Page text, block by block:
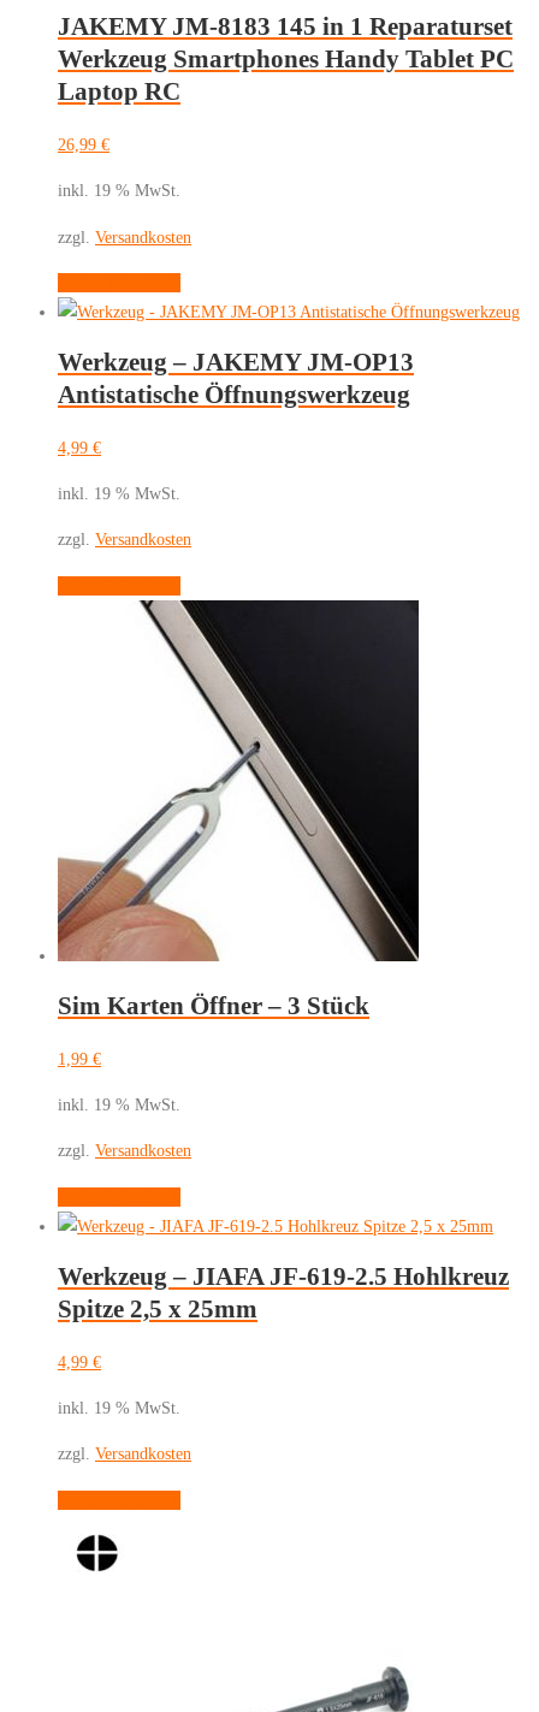
JAKEMY JM-8183 145 in 1 Reparaturset
Werkzeug Smartphones Handy Tablet PC
Laptop RC
26,99 €
inkl. 19 % MwSt.
zzgl. Versandkosten
Werkzeug – JAKEMY JM-OP13
Antistatische Öffnungswerkzeug
4,99 €
inkl. 19 % MwSt.
zzgl. Versandkosten
Sim Karten Öffner – 3 Stück
1,99 €
inkl. 19 % MwSt.
zzgl. Versandkosten
Werkzeug – JIAFA JF-619-2.5 Hohlkreuz
Spitze 2,5 x 25mm
4,99 €
inkl. 19 % MwSt.
zzgl. Versandkosten